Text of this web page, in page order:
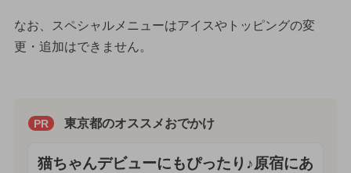
なお、スペシャルメニューはアイスやトッピングの変
更・追加はできません。
PR 東京都のオススメおでかけ
猫ちゃんデビューにもぴったり♪原宿にあ